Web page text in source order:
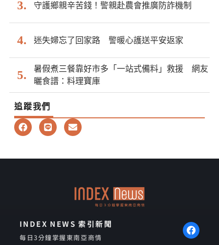
守護鄉親辛苦錢！警親赴農會推廣防詐機制
迷失婦忘了回家路 警暖心護送平安返家
暑假煮三餐靠好市多「一站式備料」救援 網友
曬食譜：料理寶庫
追蹤我們
F
a
b
L
i
E
n
l
INDEX NEWS 索引新聞
每日3分鐘掌握東南亞商情